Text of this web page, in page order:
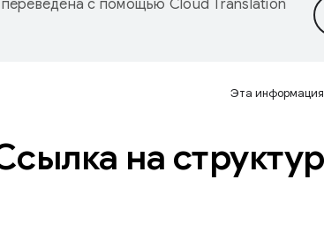
с помощью Cloud Translation
Эта информация
на